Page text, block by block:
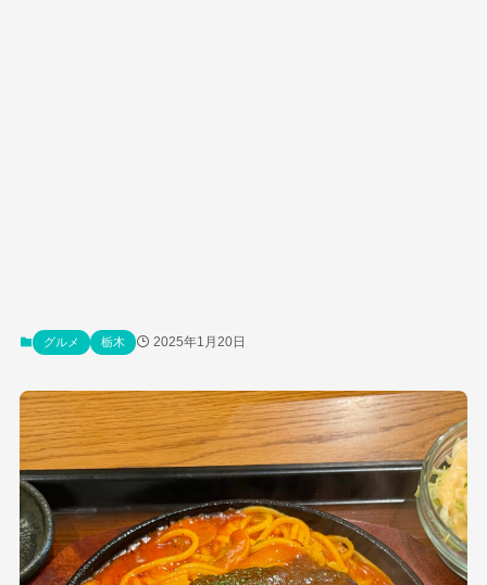
グルメ 栃木 2025年1月20日